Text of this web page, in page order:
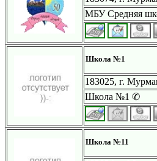
МБУ Средняя
Школа №1
183025, г.
Школа №1 ✆
Школа №11